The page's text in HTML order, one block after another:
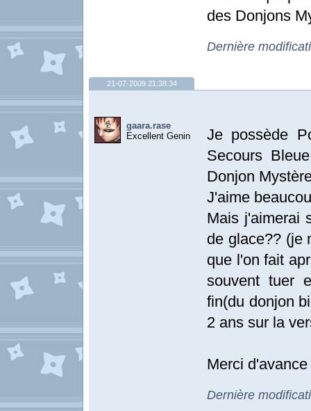
des Donjons
Dernière
21-07-2009 21:38:34
gaara.rase
Excellent Genin
Je possède
Secours
Donjon
J'aime
Mais j'aimerai
de glace?? (je
que l'on fait
souvent tuer
fin(du donjon
2 ans sur la
Merci d'avance
Dernière